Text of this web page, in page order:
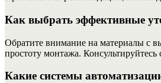
Как выбрать эффективные
Обратите внимание на материалы с
простоту монтажа.
Какие системы